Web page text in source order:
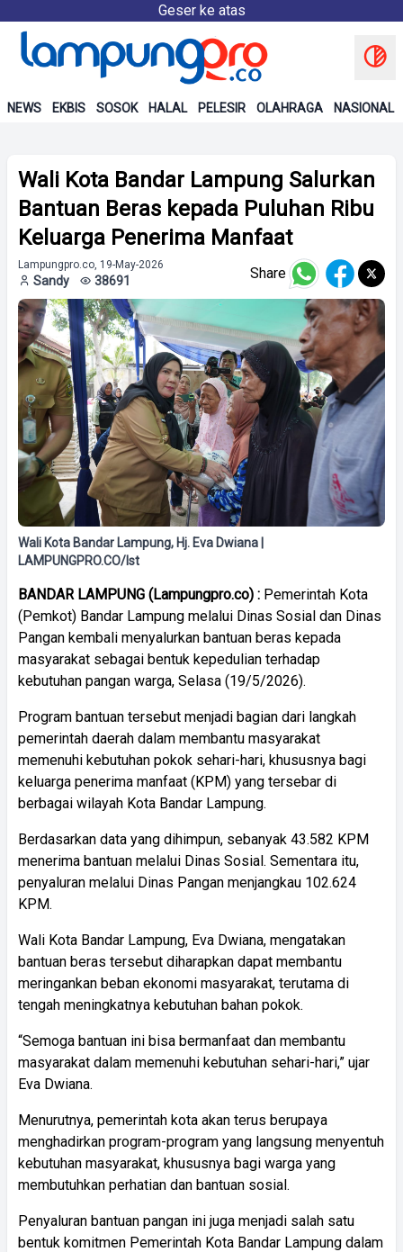
Geser ke atas
NEWS EKBIS SOSOK HALAL PELESIR OLAHRAGA NASIONAL
Wali Kota Bandar Lampung Salurkan
Bantuan Beras kepada Puluhan Ribu
Keluarga Penerima Manfaat
Lampungpro.co, 19-May-2026
Sandy 38691 Share
Wali Kota Bandar Lampung, Hj. Eva Dwiana |
LAMPUNGPRO.CO/Ist
BANDAR LAMPUNG (Lampungpro.co) : Pemerintah Kota
(Pemkot) Bandar Lampung melalui Dinas Sosial dan Dinas
Pangan kembali menyalurkan bantuan beras kepada
masyarakat sebagai bentuk kepedulian terhadap
kebutuhan pangan warga, Selasa (19/5/2026).
Program bantuan tersebut menjadi bagian dari langkah
pemerintah daerah dalam membantu masyarakat
memenuhi kebutuhan pokok sehari-hari, khususnya bagi
keluarga penerima manfaat (KPM) yang tersebar di
berbagai wilayah Kota Bandar Lampung.
Berdasarkan data yang dihimpun, sebanyak 43.582 KPM
menerima bantuan melalui Dinas Sosial. Sementara itu,
penyaluran melalui Dinas Pangan menjangkau 102.624
KPM.
Wali Kota Bandar Lampung, Eva Dwiana, mengatakan
bantuan beras tersebut diharapkan dapat membantu
meringankan beban ekonomi masyarakat, terutama di
tengah meningkatnya kebutuhan bahan pokok.
“Semoga bantuan ini bisa bermanfaat dan membantu
masyarakat dalam memenuhi kebutuhan sehari-hari,” ujar
Eva Dwiana.
Menurutnya, pemerintah kota akan terus berupaya
menghadirkan program-program yang langsung menyentuh
kebutuhan masyarakat, khususnya bagi warga yang
membutuhkan perhatian dan bantuan sosial.
Penyaluran bantuan pangan ini juga menjadi salah satu
bentuk komitmen Pemerintah Kota Bandar Lampung dalam